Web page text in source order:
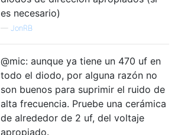
es necesario)
— JonRB
@mic: aunque ya tiene un 470 uf en
todo el diodo, por alguna razón no
son buenos para suprimir el ruido de
alta frecuencia. Pruebe una cerámica
de alrededor de 2 uf, del voltaje
apropiado.